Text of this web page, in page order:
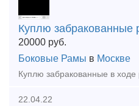
Куплю забракованные
20000 руб.
Боковые Рамы в Москве
22.04.22